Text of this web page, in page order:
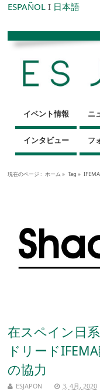
ESPAÑOL I 日本語
イベント情報 ニ
インタビュー フ
現在のページ : ホーム » Tag »
在スペイン日
ドリード
の協力
ESJAPON 3, 4月, 2020